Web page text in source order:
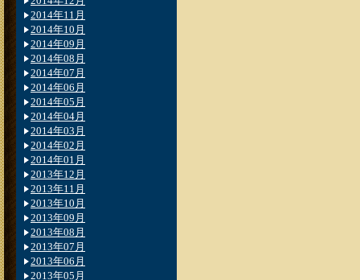
2014年11月
2014年10月
2014年09月
2014年08月
2014年07月
2014年06月
2014年05月
2014年04月
2014年03月
2014年02月
2014年01月
2013年12月
2013年11月
2013年10月
2013年09月
2013年08月
2013年07月
2013年06月
2013年05月